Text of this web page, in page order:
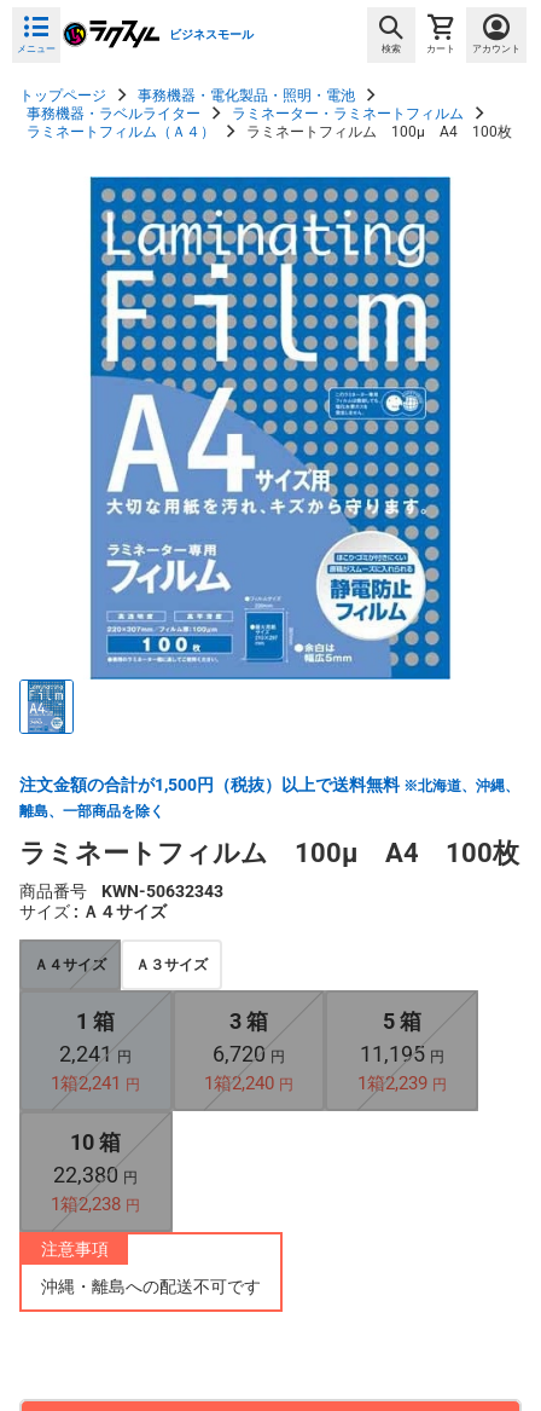
メニュー
ビジネスモール
検索 カート アカウント
トップページ
事務機器・電化製品・照明・電池
事務機器・ラベルライター
ラミネーター・ラミネートフィルム
ラミネートフィルム（Ａ４）
ラミネートフィルム 100μ A4 100枚
注文金額の合計が1,500円（税抜）以上で送料無料 ※北海道、沖縄、
離島、一部商品を除く
ラミネートフィルム 100μ A4 100枚
商品番号
KWN-50632343
サイズ : Ａ４サイズ
Ａ４サイズ Ａ３サイズ
1 箱
2,241
円
1箱2,241 円
3 箱
6,720 円
1箱2,240 円
5 箱
11,195 円
1箱2,239 円
10 箱
22,380 円
1箱2,238 円
注意事項
沖縄・離島への配送不可です